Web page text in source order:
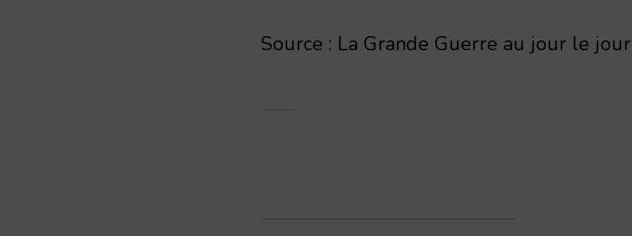
Source : La Grande Guerre au jour le jour